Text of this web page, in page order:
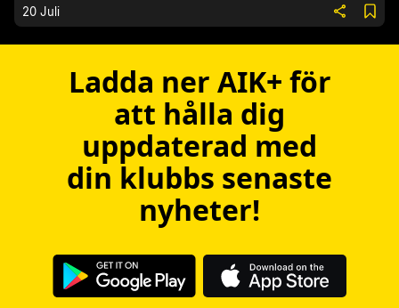
20 Juli
Ladda ner AIK+ för
att hålla dig
uppdaterad med
din klubbs senaste
nyheter!